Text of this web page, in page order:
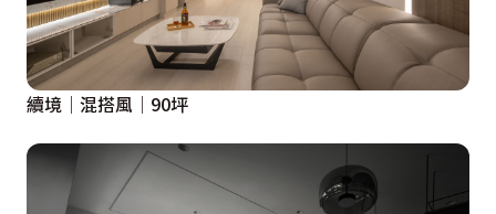
續境│混搭風│90坪